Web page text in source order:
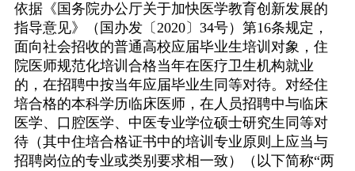
依据《国务院办公厅关于加快医学教育创新发展的
指导意见》（国办发〔2020 〕34号）第16条规定，
面向社会招收的普通高校应届毕业生培训对象，住
院医师规范化培训合格当年在医疗卫生机构就业
的，在招聘中按当年应届毕业生同等对待。对经住
培合格的本科学历临床医师，在人员招聘中与临床
医学、口腔医学、中医专业学位硕士研究生同等对
待（其中住培合格证书中的培训专业原则上应当与
招聘岗位的专业或类别要求相一致）（以下简称“两